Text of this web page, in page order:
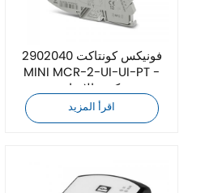
فونيكس كونتاكت 2902040
MINI MCR-2-UI-UI-PT -
مكيف الإشارة
اقرأ المزيد